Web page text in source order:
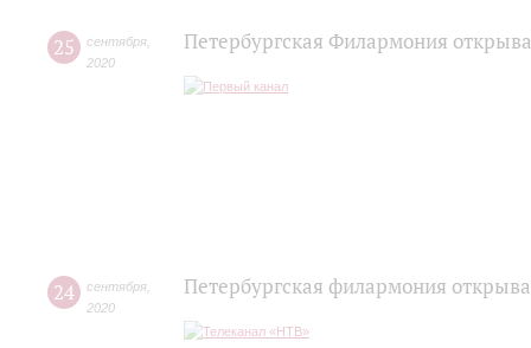
25 сентября
2020
Петербургская Филармония
24 сентября
2020
Петербургская филармония